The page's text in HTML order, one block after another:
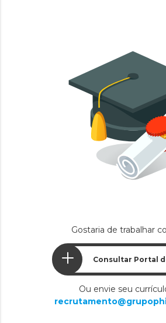
Gostaria de trabalhar
Consultar Portal
Ou envie seu